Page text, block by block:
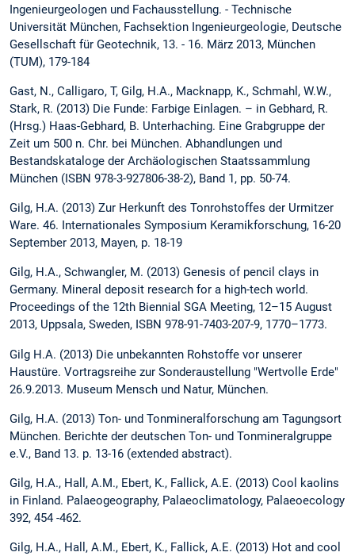
Ingenieurgeologen und Fachausstellung. - Technische
Universität München, Fachsektion Ingenieurgeologie, Deutsche
Gesellschaft für Geotechnik, 13. - 16. März 2013, München
(TUM), 179-184
Gast, N., Calligaro, T, Gilg, H.A., Macknapp, K., Schmahl, W.W.,
Stark, R. (2013) Die Funde: Farbige Einlagen. – in Gebhard, R.
(Hrsg.) Haas-Gebhard, B. Unterhaching. Eine Grabgruppe der
Zeit um 500 n. Chr. bei München. Abhandlungen und
Bestandskataloge der Archäologischen Staatssammlung
München (ISBN 978-3-927806-38-2), Band 1, pp. 50-74.
Gilg, H.A. (2013) Zur Herkunft des Tonrohstoffes der Urmitzer
Ware. 46. Internationales Symposium Keramikforschung, 16-20
September 2013, Mayen, p. 18-19
Gilg, H.A., Schwangler, M. (2013) Genesis of pencil clays in
Germany. Mineral deposit research for a high-tech world.
Proceedings of the 12th Biennial SGA Meeting, 12–15 August
2013, Uppsala, Sweden, ISBN 978-91-7403-207-9, 1770–1773.
Gilg H.A. (2013) Die unbekannten Rohstoffe vor unserer
Haustüre. Vortragsreihe zur Sonderaustellung "Wertvolle Erde"
26.9.2013. Museum Mensch und Natur, München.
Gilg, H.A. (2013) Ton- und Tonmineralforschung am Tagungsort
München. Berichte der deutschen Ton- und Tonmineralgruppe
e.V., Band 13. p. 13-16 (extended abstract).
Gilg, H.A., Hall, A.M., Ebert, K., Fallick, A.E. (2013) Cool kaolins
in Finland. Palaeogeography, Palaeoclimatology, Palaeoecology
392, 454 -462.
Gilg, H.A., Hall, A.M., Ebert, K., Fallick, A.E. (2013) Hot and cool